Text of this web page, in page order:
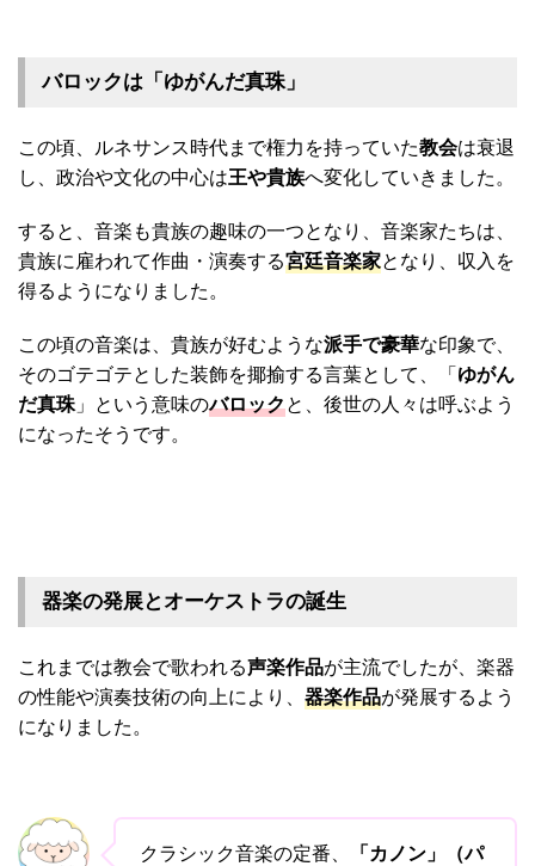
バロックは「ゆがんだ真珠」
この頃、ルネサンス時代まで権力を持っていた教会は衰退
し、政治や文化の中心は王や貴族へ変化していきました。
すると、音楽も貴族の趣味の一つとなり、音楽家たちは、
貴族に雇われて作曲・演奏する宮廷音楽家となり、収入を
得るようになりました。
この頃の音楽は、貴族が好むような派手で豪華な印象で、
そのゴテゴテとした装飾を揶揄する言葉として、「ゆがん
だ真珠」という意味のバロックと、後世の人々は呼ぶよう
になったそうです。
器楽の発展とオーケストラの誕生
これまでは教会で歌われる声楽作品が主流でしたが、楽器
の性能や演奏技術の向上により、 器楽作品が発展するよう
になりました。
クラシック音楽の定番、
「カノン」（パ